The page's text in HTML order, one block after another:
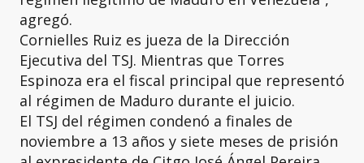
agregó.
Cornielles Ruiz es jueza de la Dirección
Ejecutiva del TSJ. Mientras que Torres
Espinoza era el fiscal principal que representó
al régimen de Maduro durante el juicio.
El TSJ del régimen condenó a finales de
noviembre a 13 años y siete meses de prisión